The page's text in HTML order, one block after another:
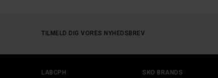
TILMELD DIG VORES NYHEDSBREV
LABCPH SKO BRANDS